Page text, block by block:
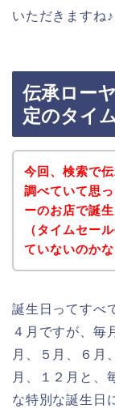
いただきますね♪
伝承ロー
定のタイ
今回、検索で
調べていて思
ーのお店で誕
（タイムセー
ていないのかな
誕生日ってすべ
４月ですが、毎
月、５月、６月
月、１２月と、
な特別な誕生日